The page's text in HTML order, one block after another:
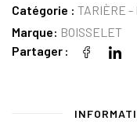
Catégorie : TARIÈRE -
Marque: BOISSELET
Partager